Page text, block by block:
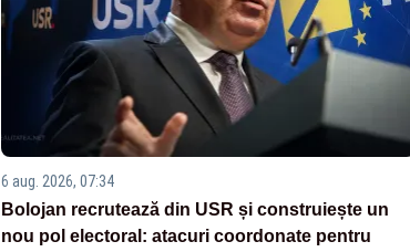
6 aug. 2026, 07:34
Bolojan recrutează din USR și construiește un
nou pol electoral: atacuri coordonate pentru